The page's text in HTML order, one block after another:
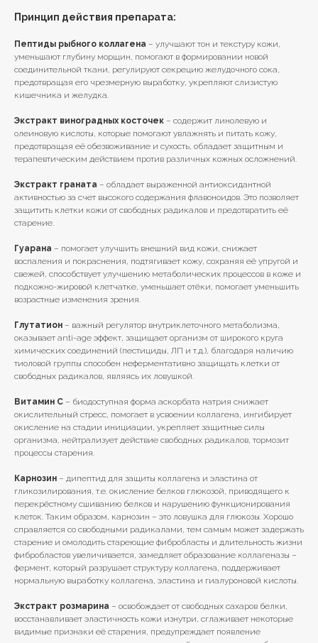
Принцип действия препарата:
Пептиды рыбного коллагена – улучшают тон и текстуру кожи,
уменьшают глубину морщин, помогают в формировании новой
соединительной ткани, регулируют секрецию желудочного сока,
предотвращая его чрезмерную выработку, укрепляют слизистую
кишечника и желудка.
Экстракт виноградных косточек – содержит линолевую и
олеиновую кислоты, которые помогают увлажнять и питать кожу,
предотвращая её обезвоживание и сухость, обладает защитным и
терапевтическим действием против различных кожных осложнений.
Экстракт граната – обладает выраженной антиоксидантной
активностью за счет высокого содержания флавоноидов. Это позволяет
защитить клетки кожи от свободных радикалов и предотвратить её
старение.
Гуарана – помогает улучшить внешний вид кожи, снижает
воспаления и покраснения, подтягивает кожу, сохраняя её упругой и
свежей, способствует улучшению метаболических процессов в коже и
подкожно-жировой клетчатке, уменьшает отёки, помогает уменьшить
возрастные изменения зрения.
Глутатион – важный регулятор внутриклеточного метаболизма,
оказывает anti-age эффект, защищает организм от широкого круга
химических соединений (пестициды, ЛП и т.д.), благодаря наличию
тиоловой группы способен неферментативно защищать клетки от
свободных радикалов, являясь их ловушкой.
Витамин С – биодоступная форма аскорбата натрия снижает
окислительный стресс, помогает в усвоении коллагена, ингибирует
окисление на стадии инициации, укрепляет защитные силы
организма, нейтрализует действие свободных радикалов, тормозит
процессы старения.
Карнозин – дипептид для защиты коллагена и эластина от
гликозилирования, т.е. окисление белков глюкозой, приводящего к
перекрёстному сшиванию белков и нарушению функционирования
клеток. Таким образом, карнозин – это ловушка для глюкозы. Хорошо
справляется со свободными радикалами, тем самым может задержать
старение и омолодить стареющие фибробласты и длительность жизни
фибробластов увеличивается, замедляет образование коллагеназы –
фермент, который разрушает структуру коллагена, поддерживает
нормальную выработку коллагена, эластина и гиалуроновой кислоты.
Экстракт розмарина – освобождает от свободных сахаров белки,
восстанавливает эластичность кожи изнутри, сглаживает некоторые
видимые признаки её старения, предупреждает появление